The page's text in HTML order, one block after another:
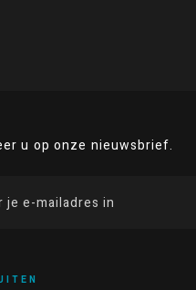
u op onze nieuwsbrief.